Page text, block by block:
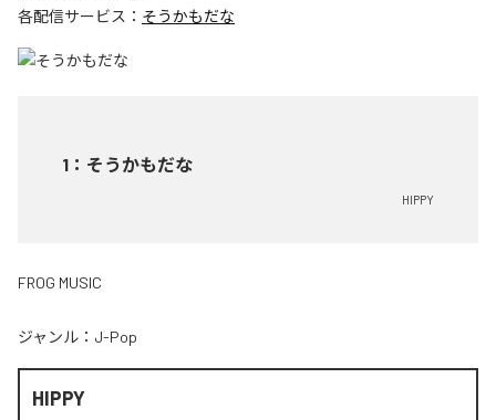
各配信サービス： そうかもだな
1 ： そうかもだな
HIPPY
FROG MUSIC
ジャンル： J-Pop
HIPPY